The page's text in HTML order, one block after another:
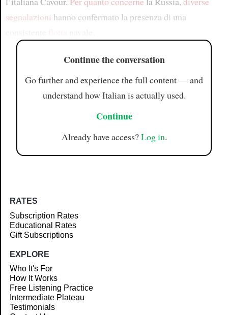
segnalazioni hanno confermato la presenza di una
Continue the conversation
Go further and experience the full content — and
understand how Italian is actually used.
Continue
Already have access?Log in.
RATES
Subscription Rates
Educational Rates
Gift Subscriptions
EXPLORE
Who It's For
How It Works
Free Listening Practice
Intermediate Plateau
Testimonials